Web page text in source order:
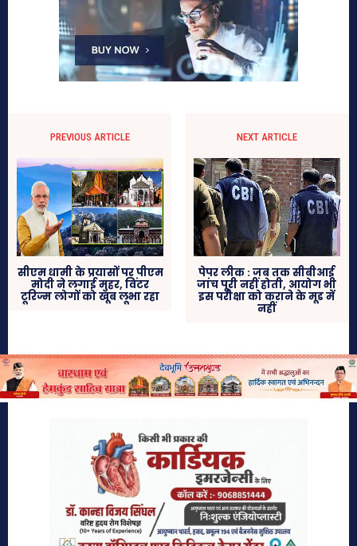
PREVIOUS ARTICLE
सीएम धामी के प्रयासों पर पीएम
मोदी ने लगाई मुहर, विंटर
टूरिज्म लोगों को खूब लूभा रहा
NEXT ARTICLE
पेपर लीक : जब तक सीबीआई
जांच पूरी नहीं होती, आयोग भी
इस परीक्षा को कराने के मूड में
नहीं